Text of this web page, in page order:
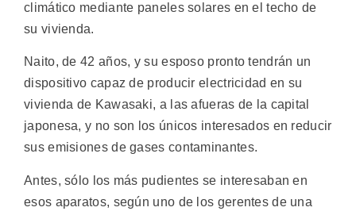
climático mediante paneles solares en el techo de
su vivienda.
Naito, de 42 años, y su esposo pronto tendrán un
dispositivo capaz de producir electricidad en su
vivienda de Kawasaki, a las afueras de la capital
japonesa, y no son los únicos interesados en reducir
sus emisiones de gases contaminantes.
Antes, sólo los más pudientes se interesaban en
esos aparatos, según uno de los gerentes de una